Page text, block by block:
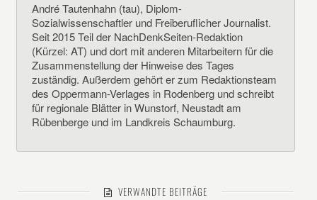
André Tautenhahn (tau), Diplom-
Sozialwissenschaftler und Freiberuflicher Journalist.
Seit 2015 Teil der NachDenkSeiten-Redaktion
(Kürzel: AT) und dort mit anderen Mitarbeitern für die
Zusammenstellung der Hinweise des Tages
zuständig. Außerdem gehört er zum Redaktionsteam
des Oppermann-Verlages in Rodenberg und schreibt
für regionale Blätter in Wunstorf, Neustadt am
Rübenberge und im Landkreis Schaumburg.
VERWANDTE BEITRÄGE